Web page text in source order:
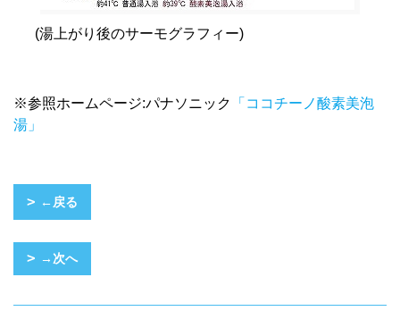
(湯上がり後のサーモグラフィー)
※参照ホームページ:パナソニック
「ココチーノ酸素美泡
湯」
←戻る
→次へ